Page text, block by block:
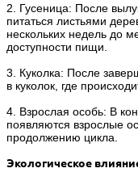
2. Гусеница: После
питаться листьями
нескольких недель до
доступности пищи.
3. Куколка: После
в куколок, где
4. Взрослая особь: В
появляются взрослые
продолжению цикла.
Экологическое